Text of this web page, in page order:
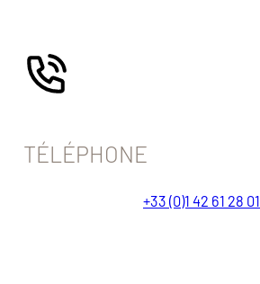
TÉLÉPHONE
+33 (0)1 42 61 28 01